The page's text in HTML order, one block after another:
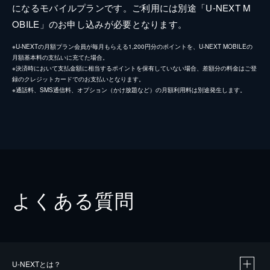
になるモバイルプランです。ご利用には別途「U-NEXT M
OBILE」のお申し込みが必要となります。
※U-NEXTの月額プラン会員が毎月もらえる1,200円分のポイントを、U-NEXT MOBILEの
月額基本料の支払いに充てた場合。
※決済時において支払金額に相当するポイントを保有していない場合、差額分の料金はご登
録のクレジットカードでのお支払いとなります。
※通話料、SMS通信料、オプション（かけ放題など）の月額利用料は別途発生します。
よくある質問
U-NEXTとは？